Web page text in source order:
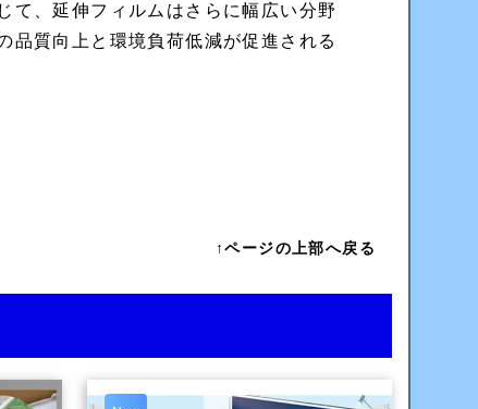
て、延伸フィルムはさらに幅広い分野
品質向上と環境負荷低減が促進される
↑ページの上部へ戻る